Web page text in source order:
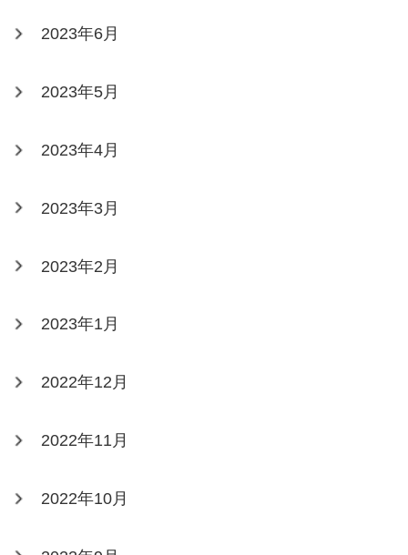
2023年6月
2023年5月
2023年4月
2023年3月
2023年2月
2023年1月
2022年12月
2022年11月
2022年10月